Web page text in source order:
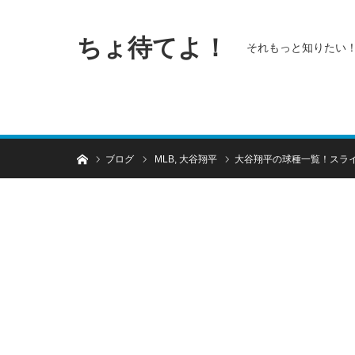
ちょ待てよ！ それもっと知りたい
ホームブログ MLB, 大谷翔平 大谷翔平の球種一覧！ス